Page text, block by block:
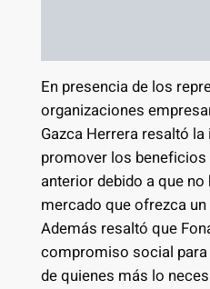
En presencia de los
organizaciones
Gazca Herrera resaltó
promover los
anterior debido a que
mercado que ofrezca
Además resaltó que
compromiso social
de quienes más lo